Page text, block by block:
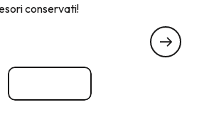
conservati!
du Grouin e la sua isola degli
uccelli